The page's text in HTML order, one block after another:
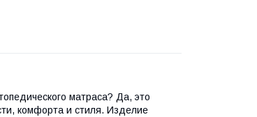
матраса? Да, это
комфорта и стиля. Изделие